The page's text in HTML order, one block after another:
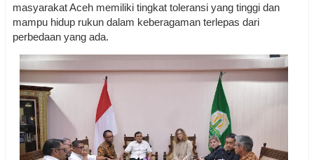
masyarakat Aceh memiliki tingkat toleransi yang tinggi dan
mampu hidup rukun dalam keberagaman terlepas dari
perbedaan yang ada.